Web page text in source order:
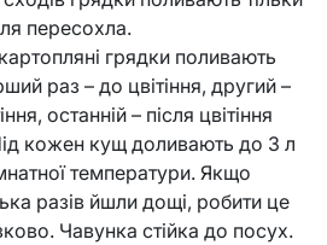
пересохла.
грядки поливають
раз – до цвітіння, другий –
останній – після цвітіння
кожен кущ доливають до 3 л
температури. Якщо
разів йшли дощі, робити це
Чавунка стійка до посух.